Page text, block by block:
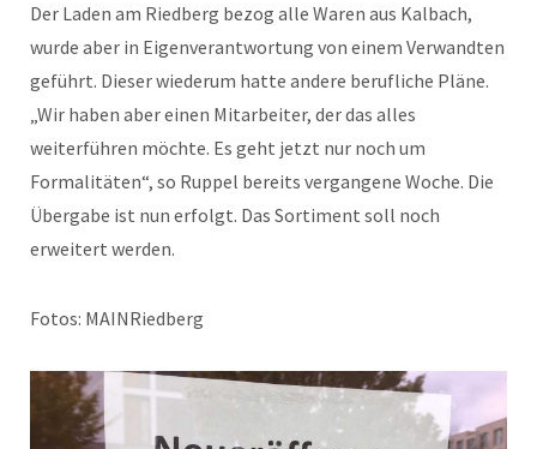
Der Laden am Riedberg bezog alle Waren aus Kalbach,
wurde aber in Eigenverantwortung von einem Verwandten
geführt. Dieser wiederum hatte andere berufliche Pläne.
„Wir haben aber einen Mitarbeiter, der das alles
weiterführen möchte. Es geht jetzt nur noch um
Formalitäten“, so Ruppel bereits vergangene Woche. Die
Übergabe ist nun erfolgt. Das Sortiment soll noch
erweitert werden.
Fotos: MAINRiedberg